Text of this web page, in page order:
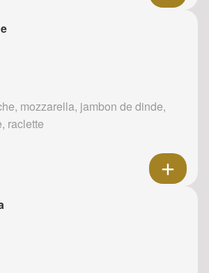
mozzarella, jambon de dinde,
raclette